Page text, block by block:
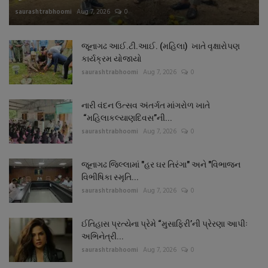
saurashtrabhoomi Aug 7, 2026 0
જૂનાગઢ આઈ.ટી.આઈ. (મહિલા) ખાતે વૃક્ષારોપણ
કાર્યક્રમ યોજાયો
saurashtrabhoomi Aug 7, 2026 0
નારી વંદન ઉત્સવ અંતર્ગત માંગરોળ ખાતે
“મહિલાકલ્યાણદિવસ”ની...
saurashtrabhoomi Aug 7, 2026 0
જૂનાગઢ જિલ્લામાં "હર ઘર તિરંગા" અને "વિભાજન
વિભીષિકા સ્મૃતિ...
saurashtrabhoomi Aug 7, 2026 0
ઈતિહાસ પ્રત્યેના પ્રેમે “મુસાફિરી’ની પ્રેરણા આપીઃ
અભિનેત્રી...
saurashtrabhoomi Aug 7, 2026 0